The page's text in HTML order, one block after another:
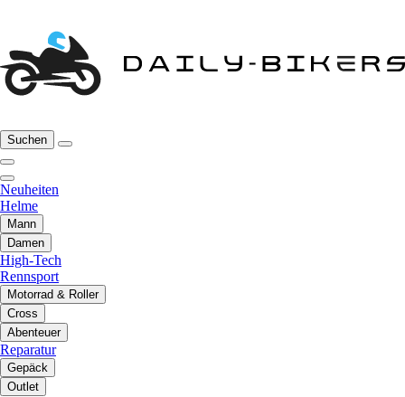
Suchen
Neuheiten
Helme
Mann
Damen
High-Tech
Rennsport
Motorrad & Roller
Cross
Abenteuer
Reparatur
Gepäck
Outlet